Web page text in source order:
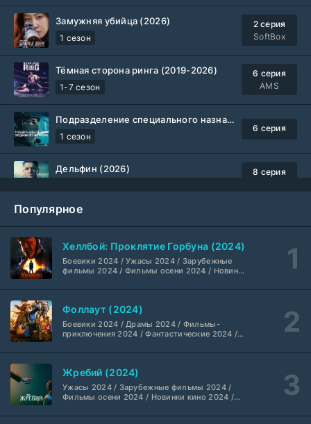
Замужняя убийца (2026)
1 сезон
2 серия
SoftBox
Тёмная сторона ринга (2019-2026)
1-7 сезон
6 серия
AMS
Подразделение специального назначения (2026)
1 сезон
6 серия
Дельфин (2026)
8 серия
Шугар (2026)
Укрытие (2026)
1-3 сезон
5 серия
HDrezka Studio
Мыс страха (2026)
1 сезон
Dragon Money Studio
Библиотекари: Следующая глава (2026) 2 серия
Популярное
Хеллбой: Проклятие Горбуна (2024)
Боевики 2024 / Ужасы 2024 / Зарубежные
фильмы 2024 / Фильмы осени 2024 / Новинки
2024 / Американские фильмы / Фильмы
высоким рейтингом / Интересные фильмы /
Крутые фильмы / Популярные фильмы
Фоллаут (2024)
Боевики 2024 / Драмы 2024 / Фильмы-
приключения 2024 / Фантастические 2024 /
смотреть / Сериалы в 4K UHD / Американские
Жребий (2024)
Ужасы 2024 / Зарубежные фильмы 2024 /
Фильмы осени 2024 / Новинки кино 2024 /
Американские фильмы / Фильмы смотреть /